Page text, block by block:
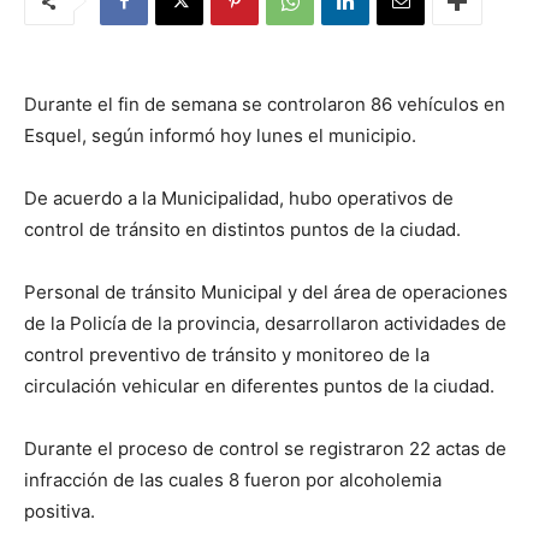
Durante el fin de semana se controlaron 86 vehículos en
Esquel, según informó hoy lunes el municipio.
De acuerdo a la Municipalidad, hubo operativos de
control de tránsito en distintos puntos de la ciudad.
Personal de tránsito Municipal y del área de operaciones
de la Policía de la provincia, desarrollaron actividades de
control preventivo de tránsito y monitoreo de la
circulación vehicular en diferentes puntos de la ciudad.
Durante el proceso de control se registraron 22 actas de
infracción de las cuales 8 fueron por alcoholemia
positiva.